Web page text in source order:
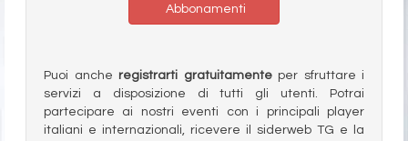
Abbonamenti
Puoi anche registrarti gratuitamenteper sfruttare i
servizi a disposizione di tutti gli utenti. Potrai
partecipare ai nostri eventi con i principali player
italiani e internazionali, ricevere il siderweb TG e la